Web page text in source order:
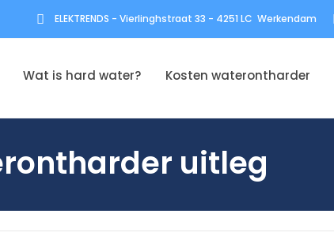
ELEKTRENDS - Vierlinghstraat 33 - 4251 LC Werkendam
Wat is hard water? Kosten waterontharder
uitleg